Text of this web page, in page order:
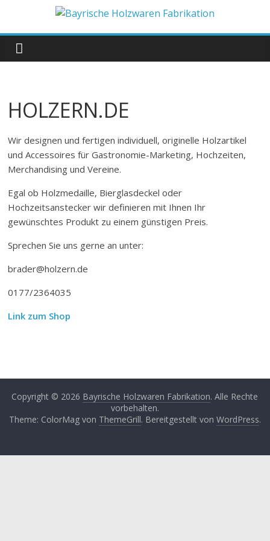
springen
Bayrische
Holzwaren
Fabrikation
HOLZERN.DE
Wir designen und fertigen individuell, originelle Holzartikel
und Accessoires für Gastronomie-Marketing, Hochzeiten,
Merchandising und Vereine.
Egal ob Holzmedaille, Bierglasdeckel oder
Hochzeitsanstecker wir definieren mit Ihnen Ihr
gewünschtes Produkt zu einem günstigen Preis.
Sprechen Sie uns gerne an unter:
brader@holzern.de
0177/2364035
Link zum Shop
Copyright © 2026 Bayrische Holzwaren Fabrikation. Alle Rechte
vorbehalten.
Theme: ColorMag von ThemeGrill. Bereitgestellt von WordPress.